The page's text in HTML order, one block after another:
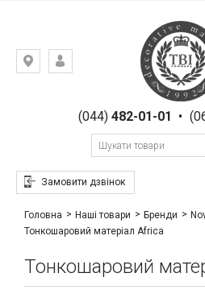
Київ,
Гоголівська,(044)482-01-01 •
Замовити дзвінок
Головна Наші товари Бренди
Тонкошаровий матеріал Africa
Тонкошаровий